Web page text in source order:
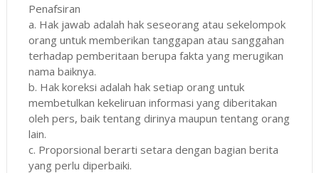
Penafsiran
a. Hak jawab adalah hak seseorang atau sekelompok
orang untuk memberikan tanggapan atau sanggahan
terhadap pemberitaan berupa fakta yang merugikan
nama baiknya.
b. Hak koreksi adalah hak setiap orang untuk
membetulkan kekeliruan informasi yang diberitakan
oleh pers, baik tentang dirinya maupun tentang orang
lain.
c. Proporsional berarti setara dengan bagian berita
yang perlu diperbaiki.